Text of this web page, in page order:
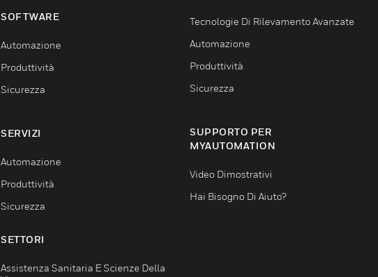
SOFTWARE
Automazione
Produttività
Sicurezza
SERVIZI
Automazione
Produttività
Sicurezza
SETTORI
Assistenza Sanitaria E Scienze Della
Tecnologie Di Rilevamento Avanzate
Automazione
Produttività
Sicurezza
SUPPORTO PER
MYAUTOMATION
Video Dimostrativi
Hai Bisogno Di Aiuto?